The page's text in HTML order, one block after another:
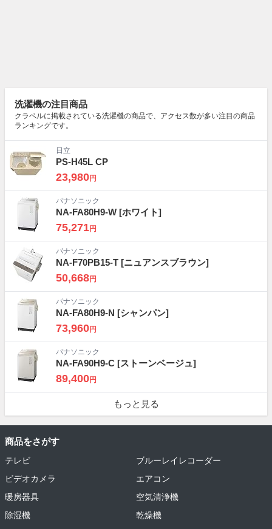
洗濯機の注目商品
クラベルに掲載されている洗濯機の商品で、アクセス数が多い注目の商品
ランキングです。
日立
PS-H45L CP
23,980円
パナソニック
NA-FA80H9-W [ホワイト]
75,271円
パナソニック
NA-F70PB15-T [ニュアンスブラウン]
50,668円
パナソニック
NA-FA80H9-N [シャンパン]
73,960円
パナソニック
NA-FA90H9-C [ストーンベージュ]
89,400円
もっと見る
商品をさがす
テレビ
ブルーレイレコーダー
ビデオカメラ
エアコン
暖房器具
空気清浄機
除湿機
乾燥機